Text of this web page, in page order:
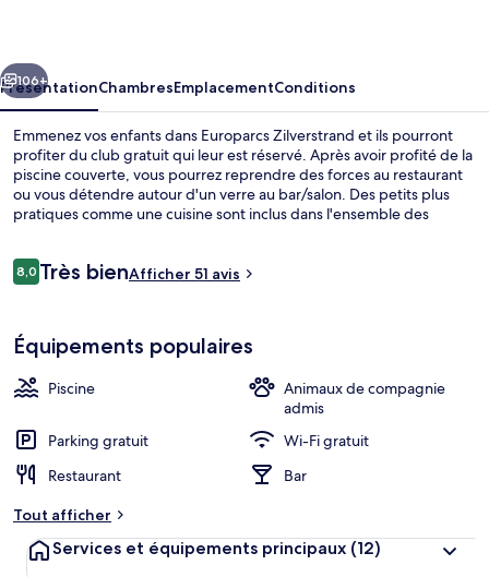
Suivant
106+
PrésentationChambresEmplacementConditions
Emmenez vos enfants dans Europarcs Zilverstrand et ils pourront
profiter du club gratuit qui leur est réservé. Après avoir profité de la
piscine couverte, vous pourrez reprendre des forces au restaurant
ou vous détendre autour d'un verre au bar/salon. Des petits plus
pratiques comme une cuisine sont inclus dans l'ensemble des
Avis
voyageurs
8,08,0 sur 10
Très bienAfficher 51 avis
Équipements populaires
Piscine
Animaux de compagnie
admis
Parking gratuit
Wi-Fi gratuit
Restaurant
Bar
Tout afficher
Services et équipements principaux (12)